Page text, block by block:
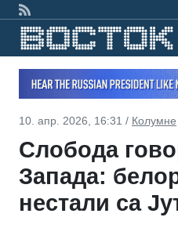
10. апр. 2026, 16:31 / Колумне
Слобода
Запада:
нестали са